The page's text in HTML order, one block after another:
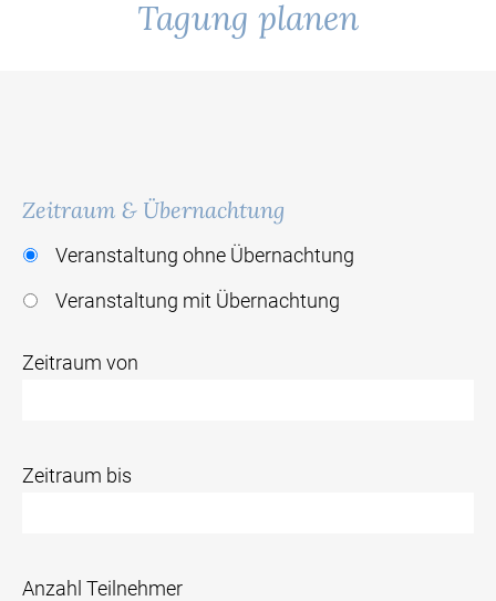
Tagung planen
Zeitraum & Übernachtung
Veranstaltung ohne Übernachtung
Veranstaltung mit Übernachtung
Zeitraum von
Zeitraum bis
Anzahl Teilnehmer